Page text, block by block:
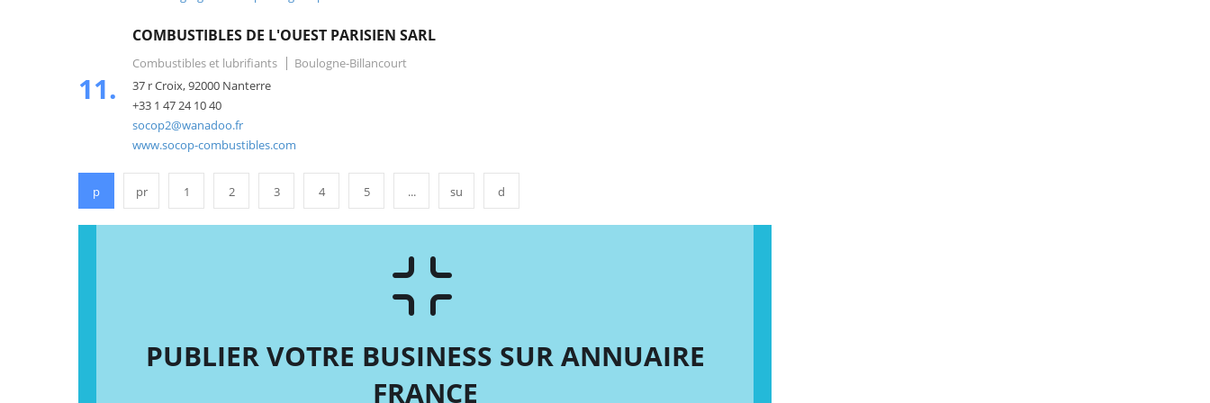
11.
COMBUSTIBLES DE L'OUEST PARISIEN SARL
Combustibles et lubrifiants
Boulogne-Billancourt
37 r Croix, 92000 Nanterre
+33 1 47 24 10 40
socop2@wanadoo.fr
www.socop-combustibles.com
p pr 1 2 3 4 5 ... su d
PUBLIER VOTRE BUSINESS SUR ANNUAIRE
FRANCE